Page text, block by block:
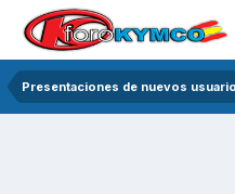
Presentaciones de nuevos